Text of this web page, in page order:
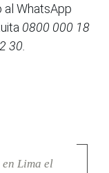
al WhatsApp
0800 000 18
30.
Lima el